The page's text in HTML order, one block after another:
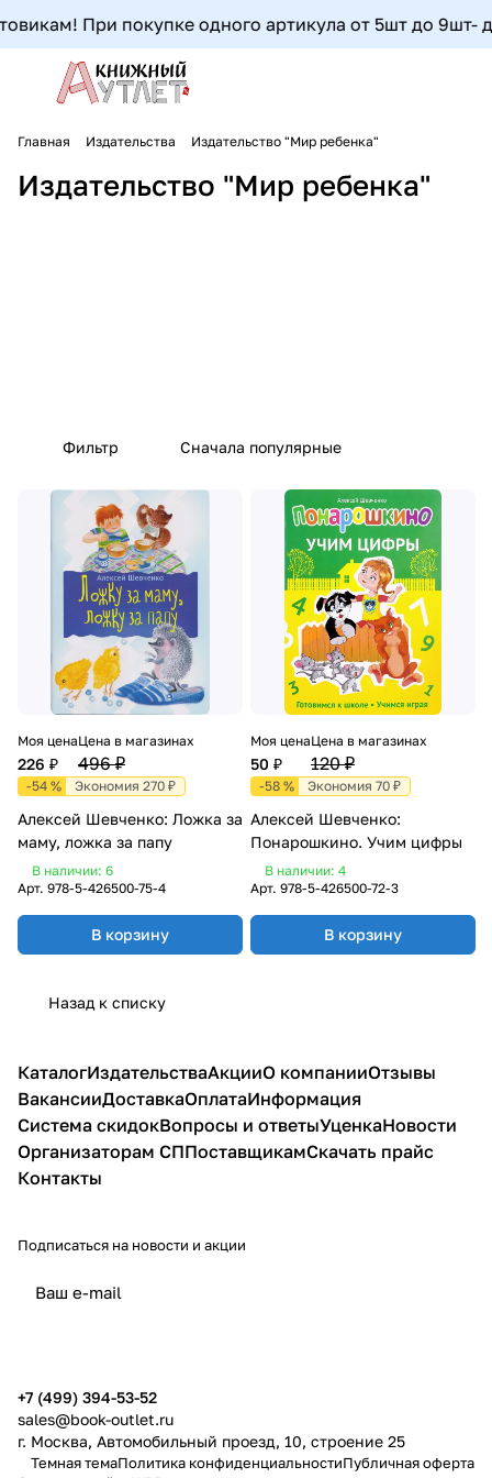
При покупке одного артикула от 5шт до 9шт-
Главная Издательства Издательство "Мир ребенка"
Издательство "Мир ребенка"
Фильтр Сначала популярные
Моя цена
226 ₽
Цена в магазинах
496 ₽
-54 % Экономия 270 ₽
Алексей Шевченко: Ложка за
маму, ложка за папу
В наличии: 6
Арт. 978-5-426500-75-4
В корзину
Моя цена
50 ₽
Цена в магазинах
120 ₽
-58 % Экономия 70 ₽
Алексей Шевченко:
Понарошкино. Учим цифры
В наличии: 4
Арт. 978-5-426500-72-3
В корзину
Назад к списку
КаталогИздательстваАкцииО компанииОтзывы
ВакансииДоставкаОплатаИнформация
Система скидокВопросы и ответыУценкаНовости
Организаторам СППоставщикамСкачать прайс
Контакты
Подписаться на новости и акции
+7 (499) 394-53-52
sales@book-outlet.ru
г. Москва, Автомобильный проезд, 10, строение 25
Темная темаПолитика конфиденциальностиПубличная оферта